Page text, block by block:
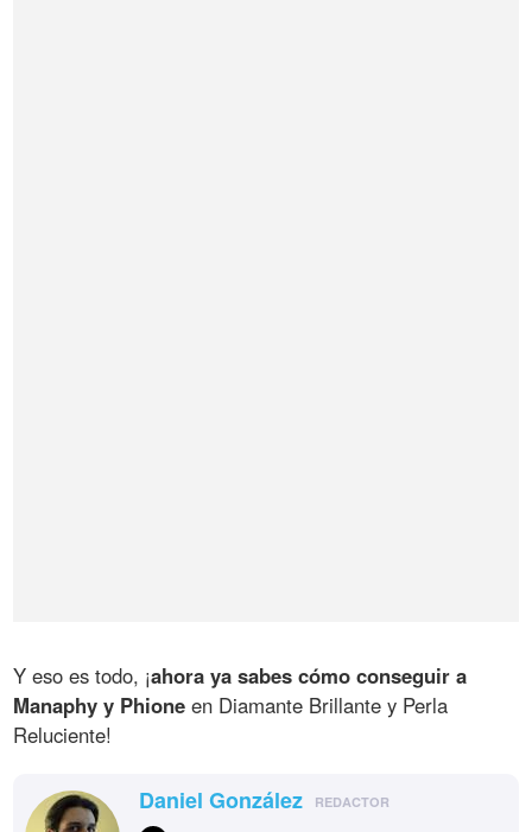
Y eso es todo, ¡ahora ya sabes cómo conseguir a
Manaphy y Phione en Diamante Brillante y Perla
Reluciente!
Daniel González REDACTOR